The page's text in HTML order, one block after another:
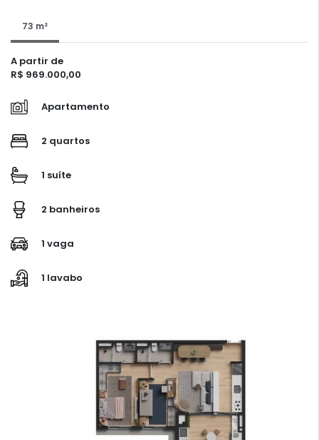
73 m²
A partir de
R$ 969.000,00
Apartamento
2 quartos
1 suíte
2 banheiros
1 vaga
1 lavabo